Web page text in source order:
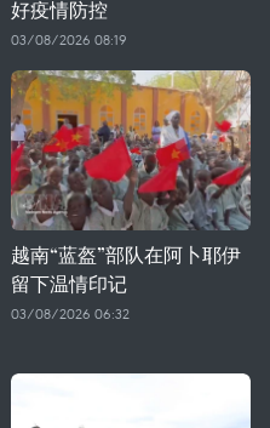
好疫情防控
03/08/2026 08:19
越南“蓝盔”部队在阿卜耶伊
留下温情印记
03/08/2026 06:32